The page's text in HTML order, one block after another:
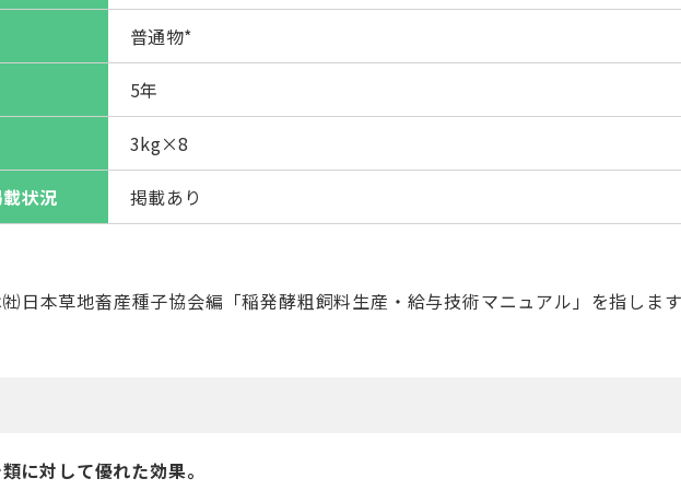
普通物*
5年
3kg×8
状況 掲載あり
日本草地畜産種子協会編「稲発酵粗飼料生産・給与技術マニュアル」を指しま
に対して優れた効果。